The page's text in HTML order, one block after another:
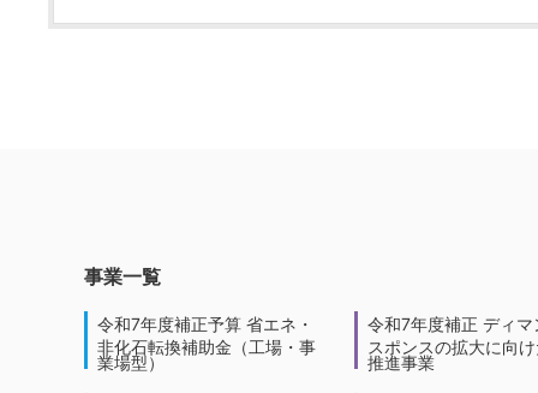
事業一覧
令和7年度補正予算 省エネ・
非化石転換補助金（工場・事
業場型）
令和7年度補正 ディマ
スポンスの拡大に向
推進事業